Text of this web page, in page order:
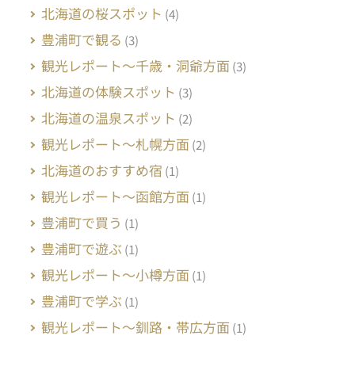
北海道の桜スポット (4)
豊浦町で観る (3)
観光レポート～千歳・洞爺方面 (3)
北海道の体験スポット (3)
北海道の温泉スポット (2)
観光レポート～札幌方面 (2)
北海道のおすすめ宿 (1)
観光レポート～函館方面 (1)
豊浦町で買う (1)
豊浦町で遊ぶ (1)
観光レポート～小樽方面 (1)
豊浦町で学ぶ (1)
観光レポート～釧路・帯広方面 (1)